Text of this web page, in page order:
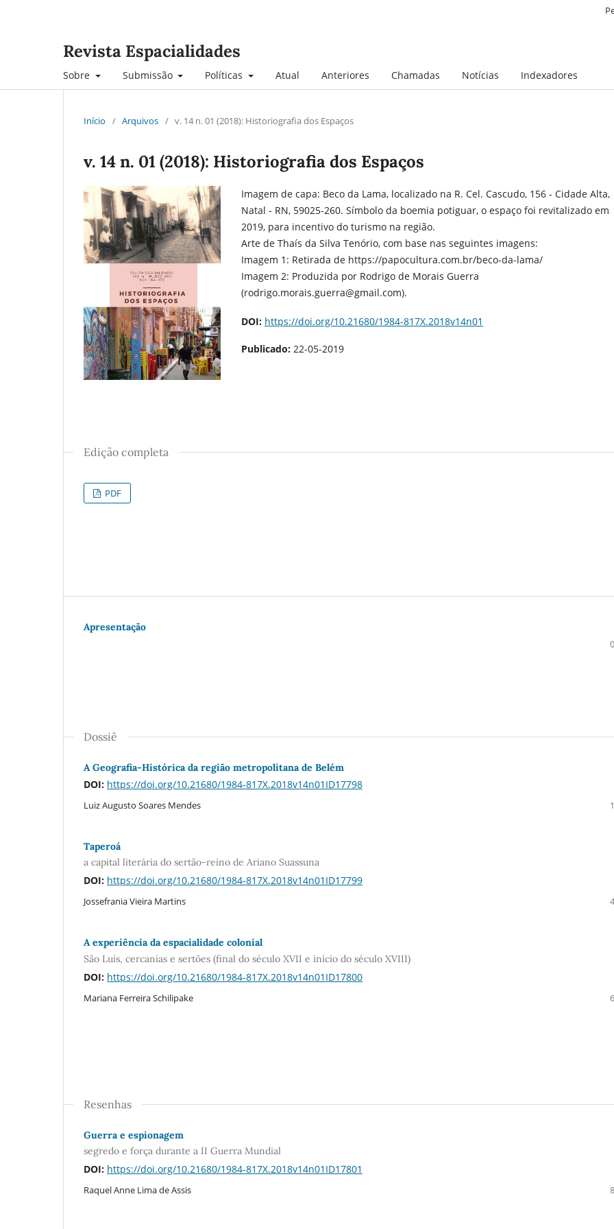
Revista Espacialidades
Sobre Submissão Políticas Atual Anteriores Chamadas Notícias Indexadores
Início / Arquivos / v. 14 n. 01 (2018): Historiografia dos Espaços
v. 14 n. 01 (2018): Historiografia dos Espaços
Imagem de capa: Beco da Lama, localizado na R. Cel. Cascudo, 156 - Cidade Alta,
Natal - RN, 59025-260. Símbolo da boemia potiguar, o espaço foi revitalizado em
2019, para incentivo do turismo na região.
Arte de Thaís da Silva Tenório, com base nas seguintes imagens:
Imagem 1: Retirada de https://papocultura.com.br/beco-da-lama/
Imagem 2: Produzida por Rodrigo de Morais Guerra
(rodrigo.morais.guerra@gmail.com).
DOI: https://doi.org/10.21680/1984-817X.2018v14n01
Publicado: 22-05-2019
Edição completa
PDF
Apresentação
Dossiê
A Geografia-Histórica da região metropolitana de Belém
DOI: https://doi.org/10.21680/1984-817X.2018v14n01ID17798
Luiz Augusto Soares Mendes
Taperoá
a capital literária do sertão-reino de Ariano Suassuna
DOI: https://doi.org/10.21680/1984-817X.2018v14n01ID17799
Jossefrania Vieira Martins
A experiência da espacialidade colonial
São Luís, cercanias e sertões (final do século XVII e início do século XVIII)
DOI: https://doi.org/10.21680/1984-817X.2018v14n01ID17800
Mariana Ferreira Schilipake
Resenhas
Guerra e espionagem
segredo e força durante a II Guerra Mundial
DOI: https://doi.org/10.21680/1984-817X.2018v14n01ID17801
Raquel Anne Lima de Assis